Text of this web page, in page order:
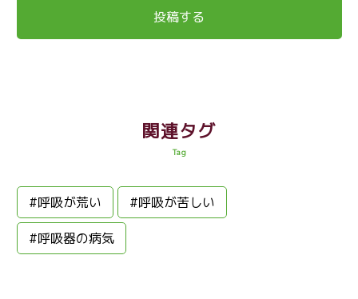
関連タグ
Tag
#呼吸が荒い #呼吸が苦しい
#呼吸器の病気